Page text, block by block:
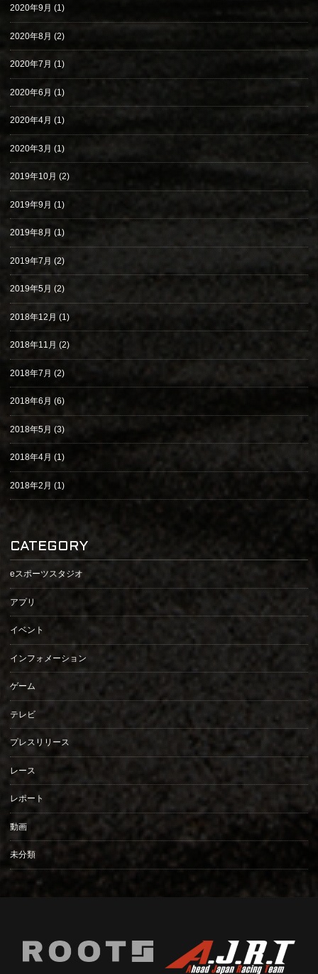
2020年9月 (1)
2020年8月 (2)
2020年7月(1)
2020年6月(1)
2020年4月 (1)
2020年3月 (1)
2019年10月(2)
2019年9月 (1)
2019年8月 (1)
2019年7月(2)
2019年5月(2)
2018年12月(1)
2018年11月(2)
2018年7月 (2)
2018年6月 (6)
2018年5月(3)
2018年4月(1)
2018年2月 (1)
CATEGORY
eスポーツスタジオ
アプリ
イベント
インフォメーション
ゲーム
テレビ
プレスリリース
レース
レポート
動画
未分類